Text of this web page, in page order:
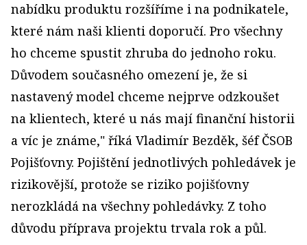
nabídku produktu rozšíříme i na podnikatele,
které nám naši klienti doporučí. Pro všechny
ho chceme spustit zhruba do jednoho roku.
Důvodem současného omezení je, že si
nastavený model chceme nejprve odzkoušet
na klientech, které u nás mají finanční historii
a víc je známe," říká Vladimír Bezděk, šéf ČSOB
Pojišťovny. Pojištění jednotlivých pohledávek je
rizikovější, protože se riziko pojišťovny
nerozkládá na všechny pohledávky. Z toho
důvodu příprava projektu trvala rok a půl.